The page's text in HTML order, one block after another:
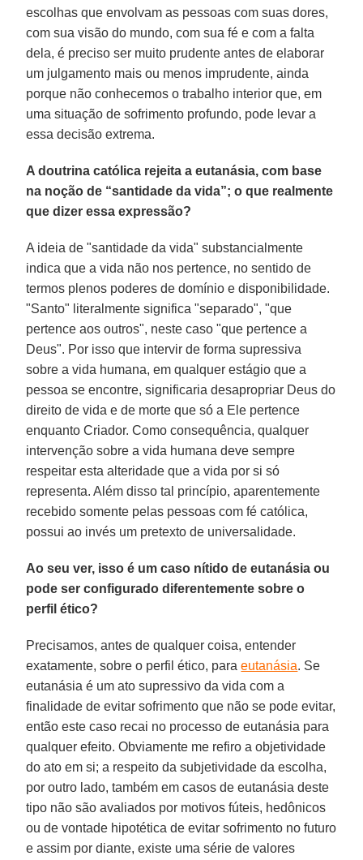
escolhas que envolvam as pessoas com suas dores,
com sua visão do mundo, com sua fé e com a falta
dela, é preciso ser muito prudente antes de elaborar
um julgamento mais ou menos imprudente, ainda
porque não conhecemos o trabalho interior que, em
uma situação de sofrimento profundo, pode levar a
essa decisão extrema.
A doutrina católica rejeita a eutanásia, com base
na noção de “santidade da vida”; o que realmente
que dizer essa expressão?
A ideia de "santidade da vida" substancialmente
indica que a vida não nos pertence, no sentido de
termos plenos poderes de domínio e disponibilidade.
"Santo" literalmente significa "separado", "que
pertence aos outros", neste caso "que pertence a
Deus". Por isso que intervir de forma supressiva
sobre a vida humana, em qualquer estágio que a
pessoa se encontre, significaria desapropriar Deus do
direito de vida e de morte que só a Ele pertence
enquanto Criador. Como consequência, qualquer
intervenção sobre a vida humana deve sempre
respeitar esta alteridade que a vida por si só
representa. Além disso tal princípio, aparentemente
recebido somente pelas pessoas com fé católica,
possui ao invés um pretexto de universalidade.
Ao seu ver, isso é um caso nítido de eutanásia ou
pode ser configurado diferentemente sobre o
perfil ético?
Precisamos, antes de qualquer coisa, entender
exatamente, sobre o perfil ético, paraeutanásia. Se
eutanásia é um ato supressivo da vida com a
finalidade de evitar sofrimento que não se pode evitar,
então este caso recai no processo de eutanásia para
qualquer efeito. Obviamente me refiro a objetividade
do ato em si; a respeito da subjetividade da escolha,
por outro lado, também em casos de eutanásia deste
tipo não são avaliados por motivos fúteis, hedônicos
ou de vontade hipotética de evitar sofrimento no futuro
e assim por diante, existe uma série de valores